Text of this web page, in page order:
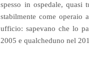
spesso in ospedale,
stabilmente come
ufficio: sapevano che lo
2005 e qualcheduno nel